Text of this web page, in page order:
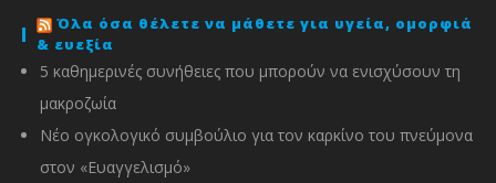
Όλα όσα θέλετε να μάθετε για υγεία, ομορφιά
& ευεξία
5 καθημερινές συνήθειες που μπορούν να ενισχύσουν τη
μακροζωία
Νέο ογκολογικό συμβούλιο για τον καρκίνο του πνεύμονα
στον «Ευαγγελισμό»